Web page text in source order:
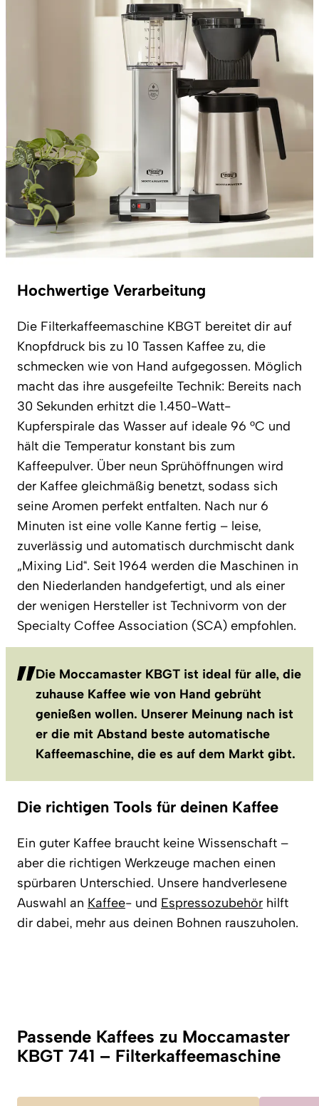
Hochwertige Verarbeitung
Die Filterkaffeemaschine KBGT bereitet dir auf
Knopfdruck bis zu 10 Tassen Kaffee zu, die
schmecken wie von Hand aufgegossen. Möglich
macht das ihre ausgefeilte Technik: Bereits nach
30 Sekunden erhitzt die 1.450-Watt-
Kupferspirale das Wasser auf ideale 96 °C und
hält die Temperatur konstant bis zum
Kaffeepulver. Über neun Sprühöffnungen wird
der Kaffee gleichmäßig benetzt, sodass sich
seine Aromen perfekt entfalten. Nach nur 6
Minuten ist eine volle Kanne fertig – leise,
zuverlässig und automatisch durchmischt dank
„Mixing Lid“. Seit 1964 werden die Maschinen in
den Niederlanden handgefertigt, und als einer
der wenigen Hersteller ist Technivorm von der
Specialty Coffee Association (SCA) empfohlen.
Die Moccamaster KBGT ist ideal für alle, die
zuhause Kaffee wie von Hand gebrüht
genießen wollen. Unserer Meinung nach ist
er die mit Abstand beste automatische
Kaffeemaschine, die es auf dem Markt gibt.
Die richtigen Tools für deinen Kaffee
Ein guter Kaffee braucht keine Wissenschaft –
aber die richtigen Werkzeuge machen einen
spürbaren Unterschied. Unsere handverlesene
Auswahl an Kaffee- und Espressozubehör hilft
dir dabei, mehr aus deinen Bohnen rauszuholen.
Passende Kaffees zu Moccamaster
KBGT 741 – Filterkaffeemaschine